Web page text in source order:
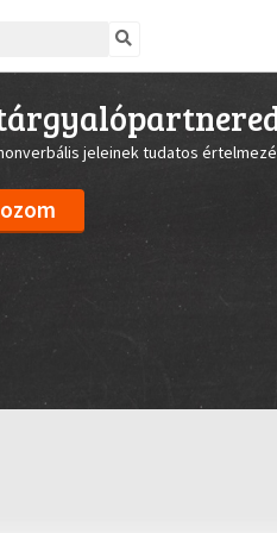
jeleinek tudatos